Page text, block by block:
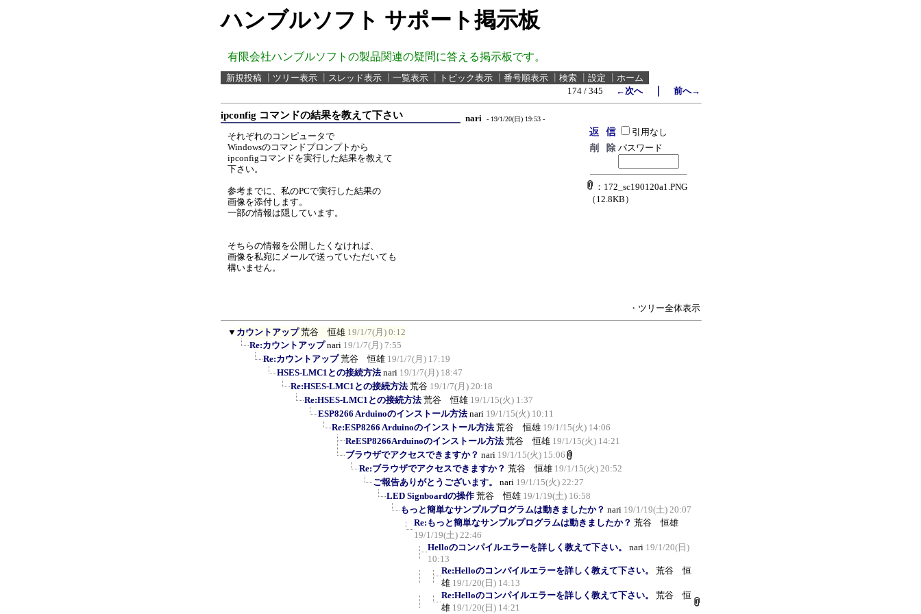
ハンブルソフト サポート掲示板
有限会社ハンブルソフトの製品関連の疑問に答える掲示板です。
新規投稿 ツリー表示 スレッド表示 一覧表示 トピック表示 番号順表示 検索 設定
ホーム
174 / 345
←次へ｜ 前へ→
ipconfig コマンドの結果を教えて下さい nari - 19/1/20(日) 19:53 -
それぞれのコンピュータで
Windowsのコマンドプロンプトから
ipconfigコマンドを実行した結果を教えて
下さい。
参考までに、私のPCで実行した結果の
画像を添付します。
一部の情報は隠しています。
そちらの情報を公開したくなければ、
画像を私宛にメールで送っていただいても
構いません。
引用なし
パスワード
：172_sc190120a1.PNG
（12.8KB）
・ツリー全体表示
▼ カウントアップ 荒谷 恒雄 19/1/7(月) 0:12
Re:カウントアップ nari 19/1/7(月) 7:55
Re:カウントアップ 荒谷 恒雄 19/1/7(月) 17:19
HSES-LMC1との接続方法 nari 19/1/7(月) 18:47
Re:HSES-LMC1との接続方法 荒谷 19/1/7(月) 20:18
Re:HSES-LMC1との接続方法 荒谷 恒雄 19/1/15(火) 1:37
ESP8266 Arduinoのインストール方法 nari 19/1/15(火) 10:11
Re:ESP8266 Arduinoのインストール方法 荒谷 恒雄 19/1/15(火) 14:06
ReESP8266Arduinoのインストール方法 荒谷 恒雄 19/1/15(火) 14:21
ブラウザでアクセスできますか？ nari 19/1/15(火) 15:06
Re:ブラウザでアクセスできますか？ 荒谷 恒雄 19/1/15(火) 20:52
ご報告ありがとうございます。
nari 19/1/15(火) 22:27
LED Signboardの操作 荒谷 恒雄 19/1/19(土) 16:58
もっと簡単なサンプルプログラムは動きましたか？ nari 19/1/19(土) 20:07
Re:もっと簡単なサンプルプログラムは動きましたか？ 荒谷 恒雄
19/1/19(土) 22:46
Helloのコンパイルエラーを詳しく教えて下さい。
nari 19/1/20(日)
10:13
Re:Helloのコンパイルエラーを詳しく教えて下さい。
荒谷 恒
雄 19/1/20(日) 14:13
Re:Helloのコンパイルエラーを詳しく教えて下さい。
荒谷 恒
雄 19/1/20(日) 14:21